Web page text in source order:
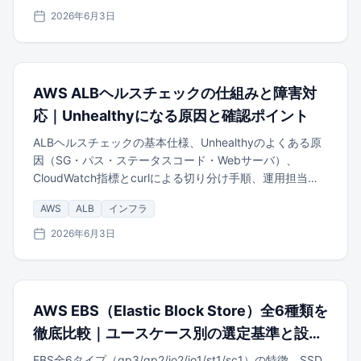
2026年6月3日
AWS ALBヘルスチェックの仕組みと障害対
応｜Unhealthyになる原因と確認ポイント
ALBヘルスチェックの基本仕様、Unhealthyのよくある原
因（SG・パス・ステータスコード・Webサーバ）、
CloudWatch指標とcurlによる切り分け手順、運用担当者
AWS ALB インフラ
2026年6月3日
AWS EBS（Elastic Block Store）全6種類を
徹底比較｜ユースケース別の選定基準と設計
ポイント